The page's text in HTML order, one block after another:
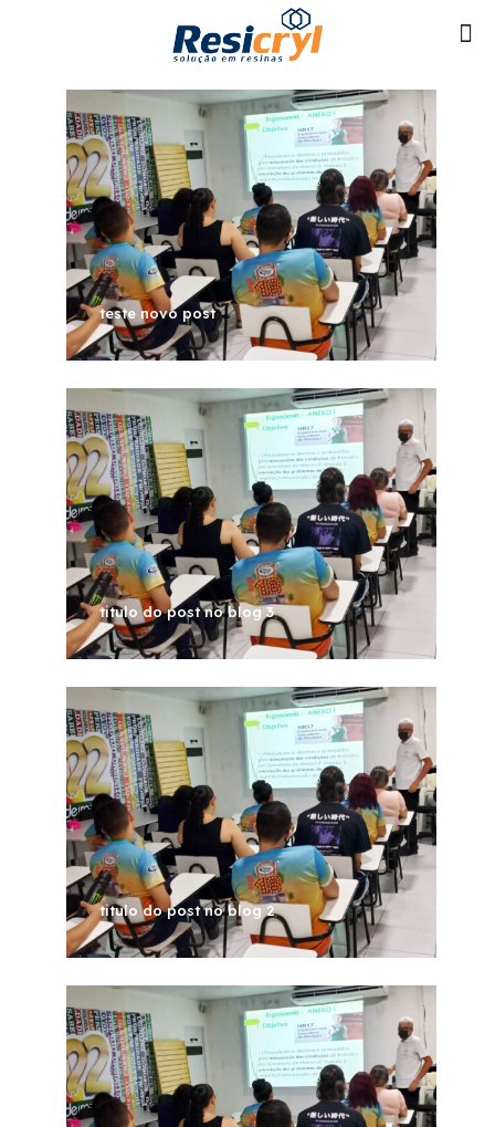
teste novo post
titulo do post no blog 3
titulo do post no blog 2